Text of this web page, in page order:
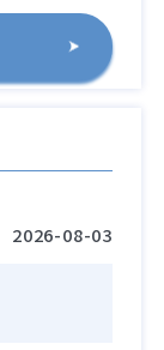
2026-08-03